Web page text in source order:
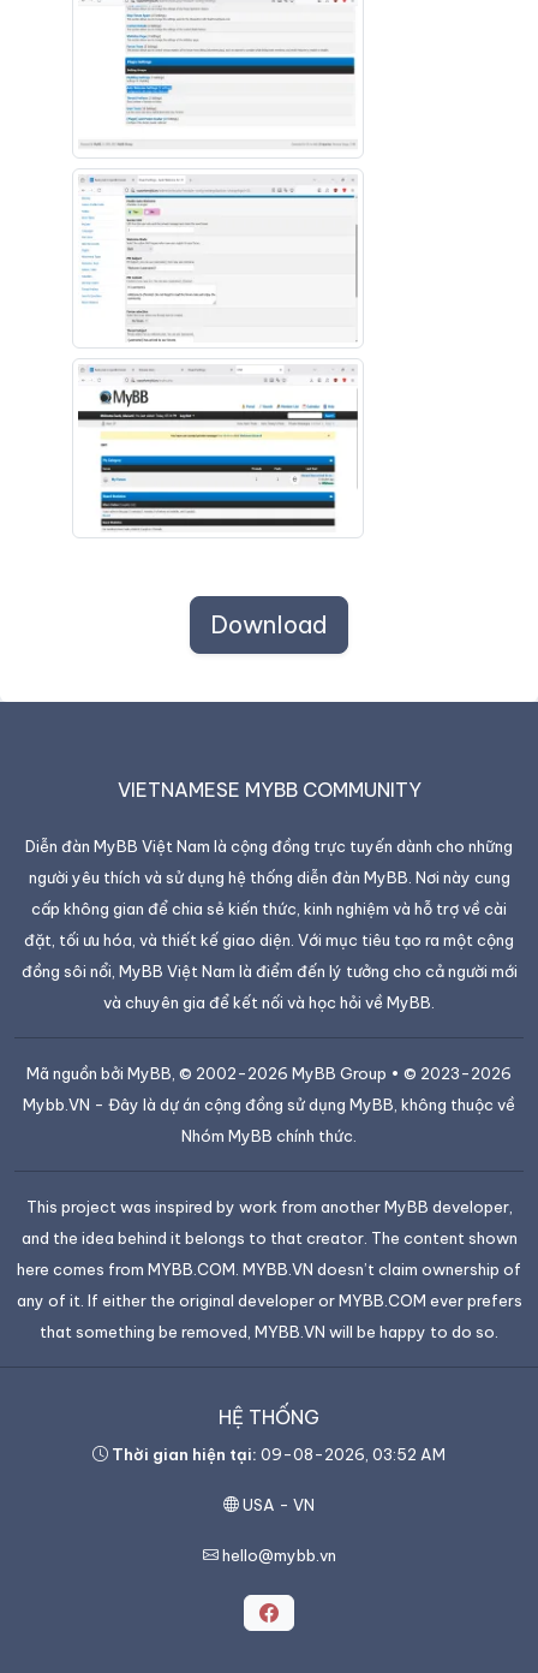
Download
VIETNAMESE MYBB COMMUNITY
Diễn đàn MyBB Việt Nam là cộng đồng trực tuyến dành cho những
người yêu thích và sử dụng hệ thống diễn đàn MyBB. Nơi này cung
cấp không gian để chia sẻ kiến thức, kinh nghiệm và hỗ trợ về cài
đặt, tối ưu hóa, và thiết kế giao diện. Với mục tiêu tạo ra một cộng
đồng sôi nổi, MyBB Việt Nam là điểm đến lý tưởng cho cả người mới
và chuyên gia để kết nối và học hỏi về MyBB.
Mã nguồn bởi MyBB , © 2002-2026 MyBB Group • © 2023-2026
Mybb.VN - Đây là dự án cộng đồng sử dụng MyBB, không thuộc về
Nhóm MyBB chính thức.
This project was inspired by work from another MyBB developer,
and the idea behind it belongs to that creator. The content shown
here comes from MYBB.COM. MYBB.VN doesn’t claim ownership of
any of it. If either the original developer or MYBB.COM ever prefers
that something be removed, MYBB.VN will be happy to do so.
HỆ THỐNG
Thời gian hiện tại: 09-08-2026, 03:52 AM
USA - VN
hello@mybb.vn